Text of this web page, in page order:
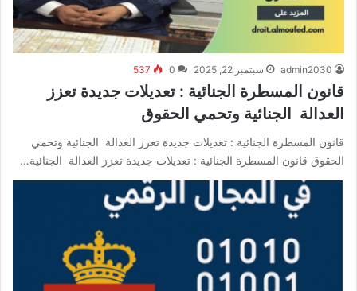
admin2030 سبتمبر 22, 2025 0
537
قانون المسطرة الجنائية : تعديلات جديدة تعزز
العدالة الجنائية وتحمي الحقوق
قانون المسطرة الجنائية : تعديلات جديدة تعزز العدالة الجنائية وتحمي
الحقوق قانون المسطرة الجنائية : تعديلات جديدة تعزز العدالة الجنائية…